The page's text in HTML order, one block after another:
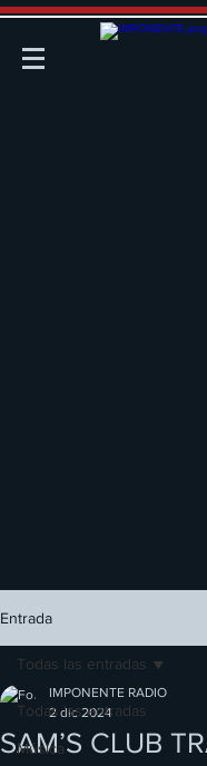
Entrada
Todas las entradas
Música
Todas las entradas
SAM’S CLUB
IMPONENTE RADIO
2 dic 2024